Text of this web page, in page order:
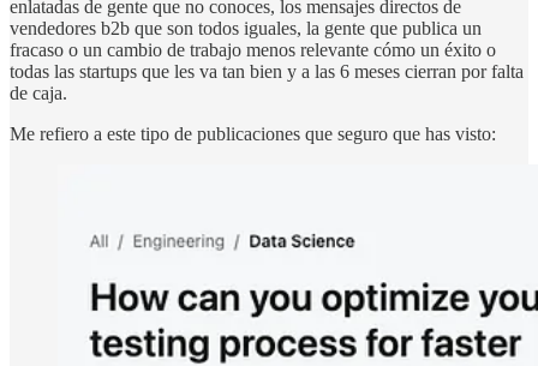
enlatadas de gente que no conoces, los mensajes directos de
vendedores b2b que son todos iguales, la gente que publica un
fracaso o un cambio de trabajo menos relevante cómo un éxito o
todas las startups que les va tan bien y a las 6 meses cierran por falta
de caja.
Me refiero a este tipo de publicaciones que seguro que has visto: